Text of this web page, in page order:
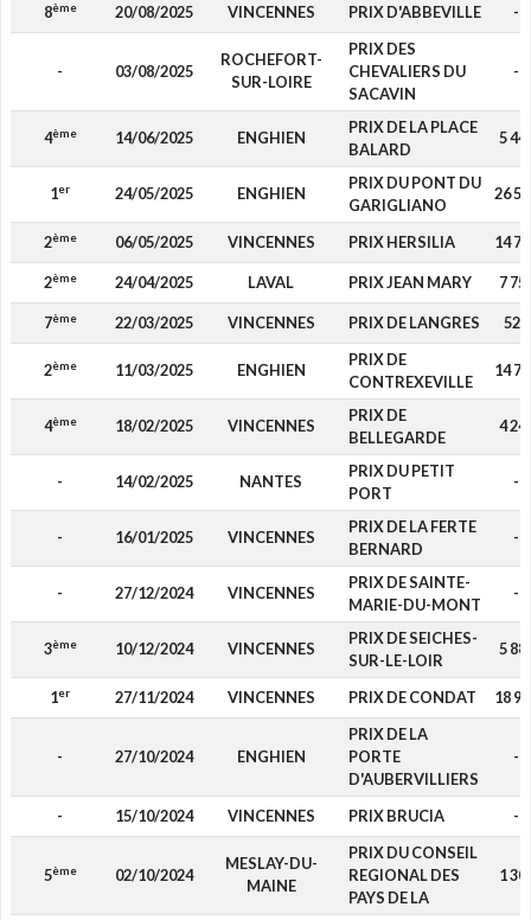
8ème 20/08/2025 VINCENNES PRIX D'ABBEVILLE -
- 03/08/2025
ROCHEFORT-
SUR-LOIRE
PRIX DES
CHEVALIERS DU
SACAVIN
-
4ème 14/06/2025 ENGHIEN
PRIX DE LA PLACE
BALARD
5
1er 24/05/2025 ENGHIEN
PRIX DU PONT DU
GARIGLIANO
26
2ème 06/05/2025 VINCENNES PRIX HERSILIA 14
2ème 24/04/2025 LAVAL PRIX JEAN MARY 7
7ème 22/03/2025 VINCENNES PRIX DE LANGRES 520
2ème 11/03/2025 ENGHIEN
PRIX DE
CONTREXEVILLE
14
4ème 18/02/2025 VINCENNES
PRIX DE
BELLEGARDE
4
- 14/02/2025 NANTES
PRIX DU PETIT
PORT
-
- 16/01/2025 VINCENNES
PRIX DE LA FERTE
BERNARD
-
- 27/12/2024 VINCENNES
PRIX DE SAINTE-
MARIE-DU-MONT
-
3ème 10/12/2024 VINCENNES
PRIX DE SEICHES-
SUR-LE-LOIR
5
1er 27/11/2024 VINCENNES PRIX DE CONDAT 18
- 27/10/2024 ENGHIEN
PRIX DE LA
PORTE
D'AUBERVILLIERS
-
- 15/10/2024 VINCENNES PRIX BRUCIA -
5ème 02/10/2024
MESLAY-DU-
MAINE
PRIX DU CONSEIL
REGIONAL DES
PAYS DE LA
1